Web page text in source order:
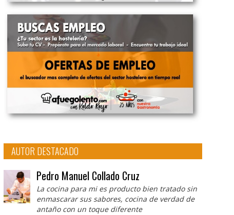
AUTOR DESTACADO
Pedro Manuel Collado Cruz
La cocina para mi es producto bien tratado sin
enmascarar sus sabores, cocina de verdad de
antaño con un toque diferente